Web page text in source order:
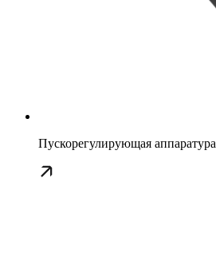
Пускорегулирующая аппаратура